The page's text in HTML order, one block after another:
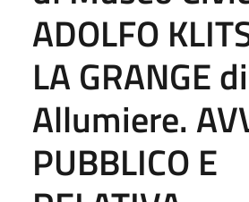
ADOLFO
LA GRANGE di
Allumiere.
PUBBLICO E